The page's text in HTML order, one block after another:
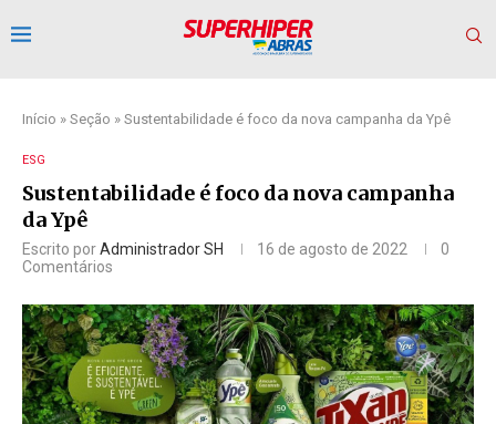
Início » Seção » Sustentabilidade é foco da nova campanha da Ypê
ESG
Sustentabilidade é foco da nova campanha
da Ypê
Escrito porAdministrador SH 16 de agosto de 2022
0
Comentários